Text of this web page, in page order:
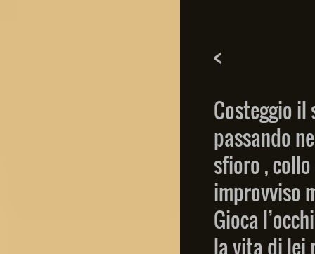
<
Costeggio
passando
sfioro ,
improvviso
Gioca
la vita di lei